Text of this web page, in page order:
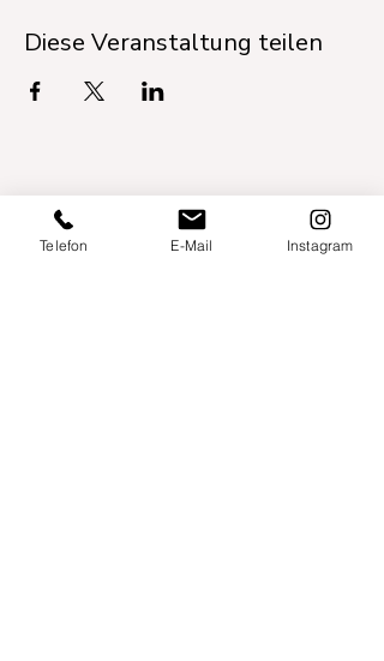
Diese Veranstaltung teilen
Telefon E-Mail Instagram